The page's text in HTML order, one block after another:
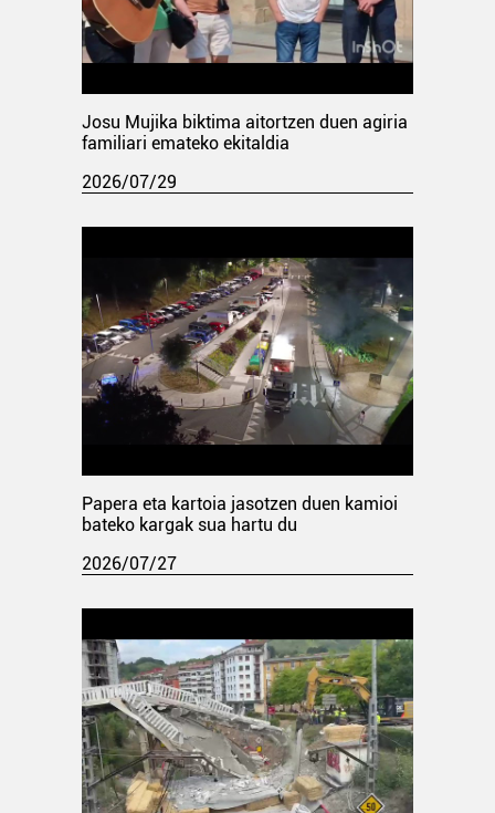
Josu Mujika biktima aitortzen duen agiria
familiari emateko ekitaldia
2026/07/29
Papera eta kartoia jasotzen duen kamioi
bateko kargak sua hartu du
2026/07/27